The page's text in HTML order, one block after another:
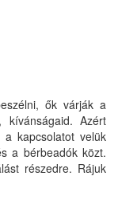
ők várják a
kívánságaid. Azért
kapcsolatot velük
a bérbeadók közt.
részedre. Rájuk